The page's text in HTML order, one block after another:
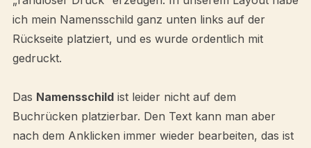
ich mein Namensschild ganz unten links auf der
Rückseite platziert, und es wurde ordentlich mit
gedruckt.
Das Namensschildist leider nicht auf dem
Buchrücken platzierbar. Den Text kann man aber
nach dem Anklicken immer wieder bearbeiten, das ist